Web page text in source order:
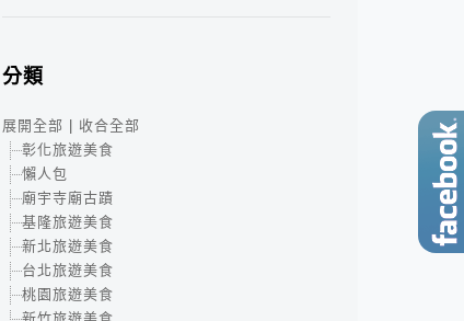
分類
展開全部
收合全部
彰化旅遊美食
懶人包
廟宇寺廟古蹟
基隆旅遊美食
新北旅遊美食
台北旅遊美食
桃園旅遊美食